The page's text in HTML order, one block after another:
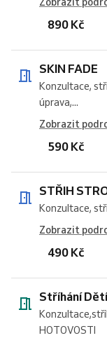
890 Kč
SKIN FADE
Konzultace,
úprava,...
Zobrazit
590 Kč
STŘIH
Konzultace,
Zobrazit
490 Kč
Stříhání
HOTOVOSTI